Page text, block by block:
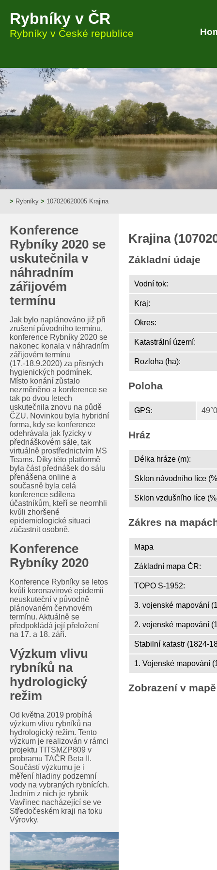
Rybníky v ČR
Rybníky v České republice
> Rybníky> 107020620005 Krajina
Konference
Rybníky 2020 se
uskutečnila v
náhradním
zářijovém
termínu
Jak bylo naplánováno již při
zrušení původního termínu,
konference Rybníky 2020 se
nakonec konala v náhradním
zářijovém termínu
(17.-18.9.2020) za přísných
hygienických podmínek.
Místo konání zůstalo
nezměněno a konference se
tak po dvou letech
uskutečnila znovu na půdě
ČZU. Novinkou byla hybridní
forma, kdy se konference
odehrávala jak fyzicky v
přednáškovém sále, tak
virtuálně prostřednictvím MS
Teams. Díky této platformě
byla část přednášek do sálu
přenášena online a
současně byla celá
konference sdílena
účastníkům, kteří se neomhli
kvůli zhoršené
epidemiologické situaci
zúčastnit osobně.
Konference
Rybníky 2020
Konference Rybníky se letos
kvůli koronavirové epidemii
neuskuteční v původně
plánovaném červnovém
termínu. Aktuálně se
předpokládá její přeložení
na 17. a 18. září.
Výzkum vlivu
rybníků na
hydrologický
režim
Od května 2019 probíhá
výzkum vlivu rybníků na
hydrologický režim. Tento
výzkum je realizován v rámci
projektu TITSMZP809 v
probramu TAČR Beta II.
Součástí výzkumu je i
měření hladiny podzemní
vody na vybraných rybnících.
Jedním z nich je rybník
Vavřinec nacházející se ve
Středočeském kraji na toku
Výrovky.
Krajina
Základní údaje
Vodní tok:
Kraj:
Okres:
Katastrální území:
Rozloha (ha):
Poloha
GPS:
Hráz
Délka hráze (m):
Sklon návodního líce
Sklon vzdušního líce
Zákres na
Mapa
Základní mapa ČR:
TOPO S-1952:
3. vojenské mapování
2. vojenské mapování
Stabilní katastr (1824-
1. Vojenské mapování
Zobrazení v mapě